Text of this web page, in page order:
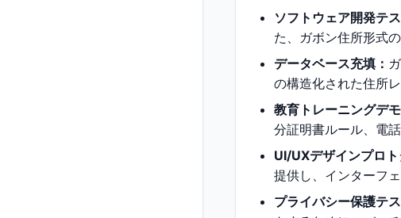
ソフトウェア開発テス
た、ガボン住所形式
データベース充填：
の構造化された住所
教育トレーニングデモ
分証明書ルール、電
UI/UXデザインプロト
提供し、インターフ
プライバシー保護テス